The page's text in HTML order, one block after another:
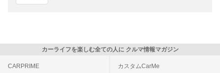
カーライフを楽しむ全ての人に クルマ情報マガジン
CARPRIME カスタムCarMe